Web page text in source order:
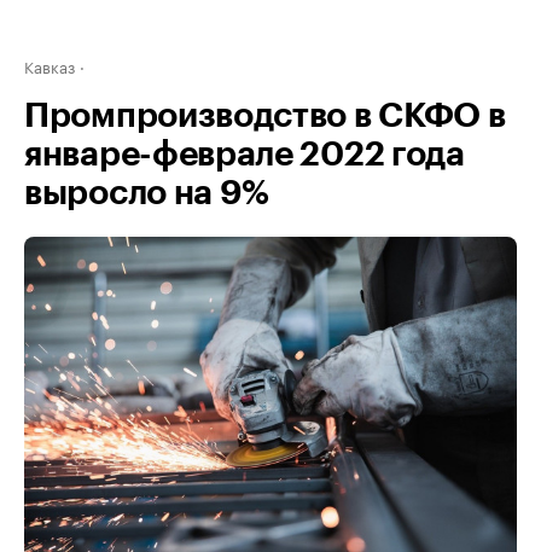
Кавказ
Промпроизводство в СКФО в
январе-феврале 2022 года
выросло на 9%